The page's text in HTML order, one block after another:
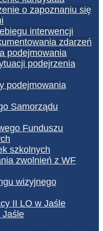
o zapoznaniu się
interwencji
zdarzeń
podejmowania
podejrzenia
podejmowania
Samorządu
Funduszu
szkolnych
zwolnień z WF
wizyjnego
II LO w Jaśle
Jaśle